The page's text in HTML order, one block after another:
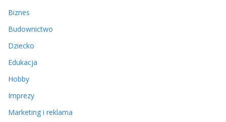
Biznes
Budownictwo
Dziecko
Edukacja
Hobby
Imprezy
Marketing i reklama